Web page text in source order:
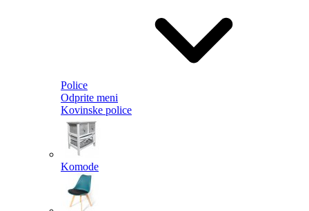
Police
Odprite meni
Kovinske police
Komode